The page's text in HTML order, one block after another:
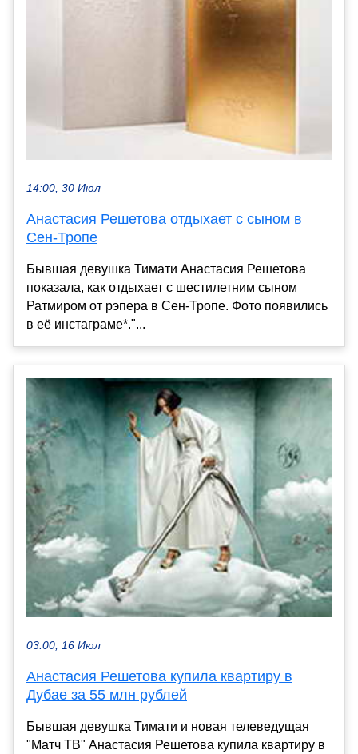
14:00, 30 Июл
Анастасия Решетова отдыхает с сыном в
Сен-Тропе
Бывшая девушка Тимати Анастасия Решетова
показала, как отдыхает с шестилетним сыном
Ратмиром от рэпера в Сен-Тропе. Фото появились
в её инстаграме*."...
03:00, 16 Июл
Анастасия Решетова купила квартиру в
Дубае за 55 млн рублей
Бывшая девушка Тимати и новая телеведущая
"Матч ТВ" Анастасия Решетова купила квартиру в